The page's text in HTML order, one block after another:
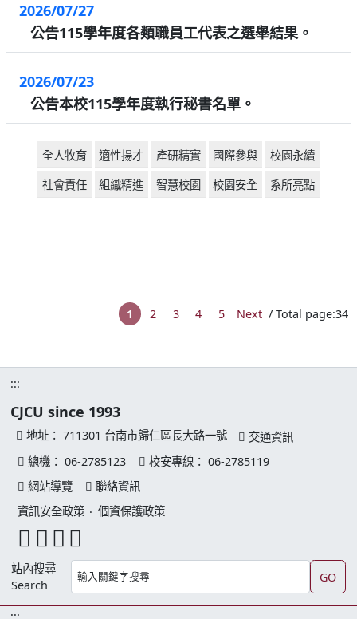
2026/07/27
公告115學年度各類職員工代表之選舉結果。
2026/07/23
公告本校115學年度執行秘書名單。
全人牧育 適性揚才 產研精實 國際參與
校園永續
社會責任
組織精進 智慧校園 校園安全 系所亮點
1 2 3 4 5 Next / Total page:34
:::
CJCU since 1993
地址： 711301 台南市歸仁區長大路一號
交通資訊
總機： 06-2785123 校安專線： 06-2785119
網站導覽
聯絡資訊
資訊安全政策 ‧ 個資保護政策
facebook 連結
youtube 連結
instagram 連結
站內搜尋
Search
GO